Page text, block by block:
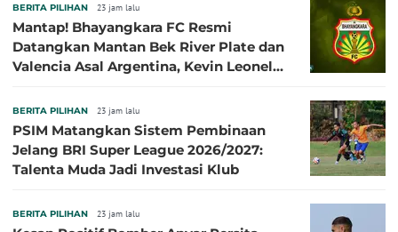
BERITA PILIHAN 23 jam lalu
Mantap! Bhayangkara FC Resmi
Datangkan Mantan Bek River Plate dan
Valencia Asal Argentina, Kevin Leonel
BERITA PILIHAN 23 jam lalu
PSIM Matangkan Sistem Pembinaan
Jelang BRI Super League 2026/2027:
Talenta Muda Jadi Investasi Klub
BERITA PILIHAN 23 jam lalu